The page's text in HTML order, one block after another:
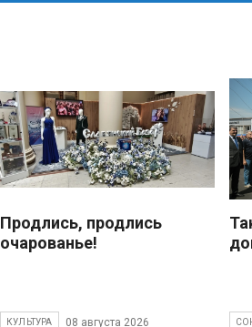
Продлись, продлись
очарованье!
КУЛЬТУРА 08 августа 2026